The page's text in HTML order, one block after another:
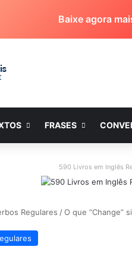
Baixe agora
FRASES
590 Livros em Inglês
Regulares /O que “Change”